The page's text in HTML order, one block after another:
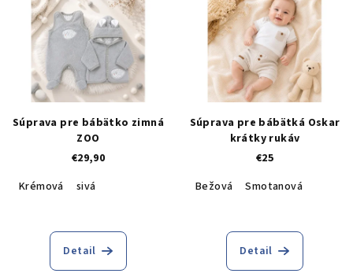
Súprava pre bábätko zimná
ZOO
€29,90
Krémová
sivá
Detail
Súprava pre bábätká Oskar
krátky rukáv
€25
Bežová
Smotanová
Detail